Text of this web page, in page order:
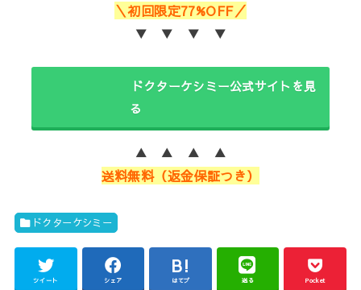
＼初回限定77%OFF／
▼ ▼ ▼ ▼
ドクターケシミー公式サイトを見
る
▲ ▲ ▲ ▲
送料無料（返金保証つき）
ドクターケシミー
ツイート シェア はてブ 送る Pocket